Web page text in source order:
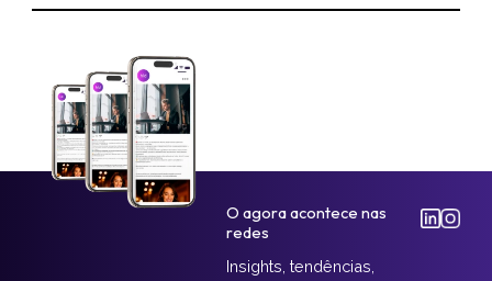
O agora acontece nas
redes
Insights, tendências,